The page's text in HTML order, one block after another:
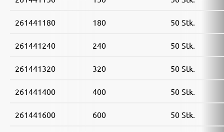
261441180 180 50 Stk.
261441240 240 50 Stk.
261441320 320 50 Stk.
261441400 400 50 Stk.
261441600 600 50 Stk.